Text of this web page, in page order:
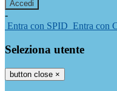
-
Entra con SPID Entra con
Seleziona utente
button close ×